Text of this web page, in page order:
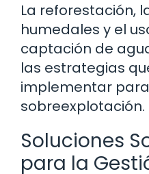
La reforestación,
humedales y el
captación de
las estrategias
implementar
sobreexplotación.
Soluciones
para la